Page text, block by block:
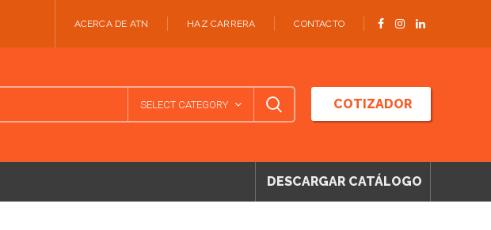
ACERCA DE ATN HAZ CARRERA CONTACTO
SELECT CATEGORY COTIZADOR
DESCARGAR CATÁLOGO